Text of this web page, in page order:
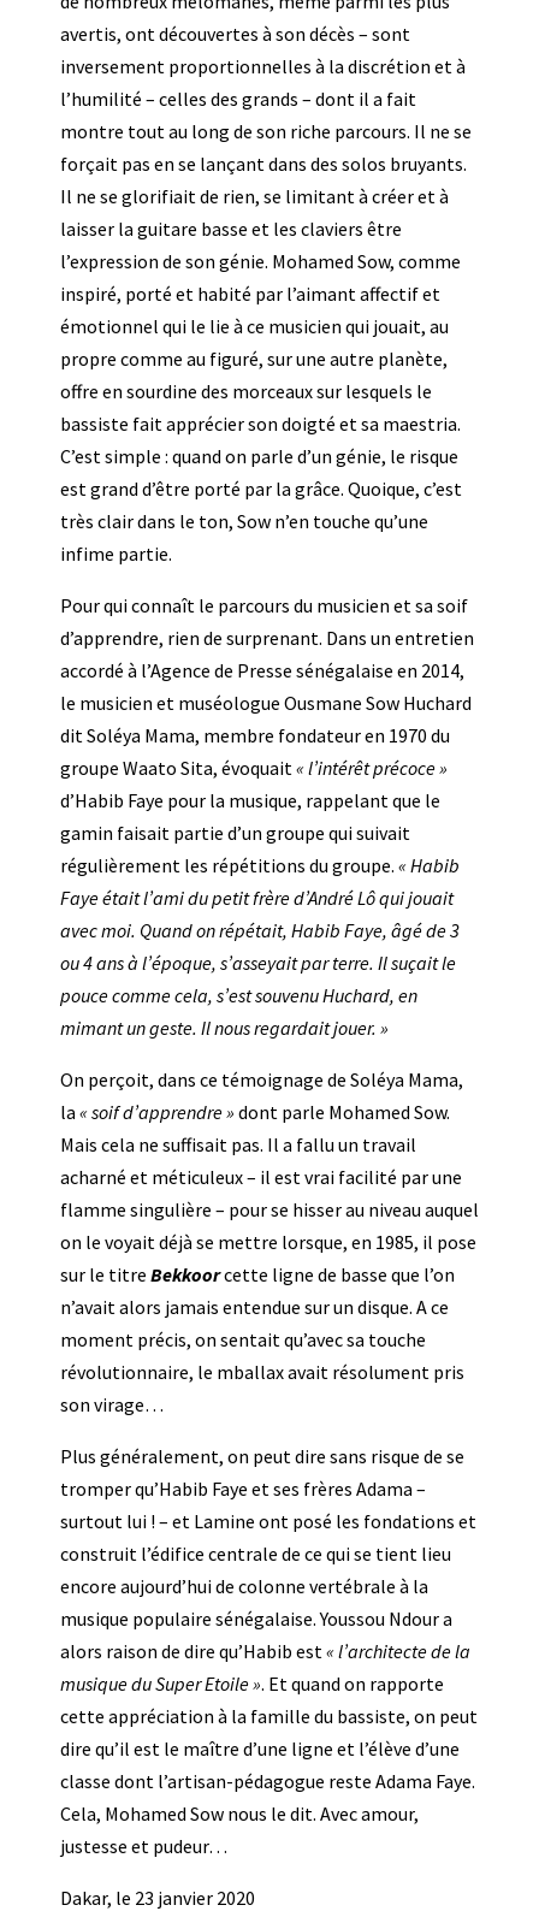
avertis, ont découvertes à son décès – sont
inversement proportionnelles à la discrétion et à
l’humilité – celles des grands – dont il a fait
montre tout au long de son riche parcours. Il ne se
forçait pas en se lançant dans des solos bruyants.
Il ne se glorifiait de rien, se limitant à créer et à
laisser la guitare basse et les claviers être
l’expression de son génie. Mohamed Sow, comme
inspiré, porté et habité par l’aimant affectif et
émotionnel qui le lie à ce musicien qui jouait, au
propre comme au figuré, sur une autre planète,
offre en sourdine des morceaux sur lesquels le
bassiste fait apprécier son doigté et sa maestria.
C’est simple : quand on parle d’un génie, le risque
est grand d’être porté par la grâce. Quoique, c’est
très clair dans le ton, Sow n’en touche qu’une
infime partie.
Pour qui connaît le parcours du musicien et sa soif
d’apprendre, rien de surprenant. Dans un entretien
accordé à l’Agence de Presse sénégalaise en 2014,
le musicien et muséologue Ousmane Sow Huchard
dit Soléya Mama, membre fondateur en 1970 du
groupe Waato Sita, évoquait« l’intérêt précoce »
d’Habib Faye pour la musique, rappelant que le
gamin faisait partie d’un groupe qui suivait
régulièrement les répétitions du groupe. « Habib
Faye était l’ami du petit frère d’André Lô qui jouait
avec moi. Quand on répétait, Habib Faye, âgé de 3
ou 4 ans à l’époque, s’asseyait par terre. Il suçait le
pouce comme cela, s’est souvenu Huchard, en
mimant un geste. Il nous regardait jouer. »
On perçoit, dans ce témoignage de Soléya Mama,
la « soif d’apprendre » dont parle Mohamed Sow.
Mais cela ne suffisait pas. Il a fallu un travail
acharné et méticuleux – il est vrai facilité par une
flamme singulière – pour se hisser au niveau auquel
on le voyait déjà se mettre lorsque, en 1985, il pose
sur le titre Bekkoorcette ligne de basse que l’on
n’avait alors jamais entendue sur un disque. A ce
moment précis, on sentait qu’avec sa touche
révolutionnaire, le mballax avait résolument pris
son virage…
Plus généralement, on peut dire sans risque de se
tromper qu’Habib Faye et ses frères Adama –
surtout lui ! – et Lamine ont posé les fondations et
construit l’édifice centrale de ce qui se tient lieu
encore aujourd’hui de colonne vertébrale à la
musique populaire sénégalaise. Youssou Ndour a
alors raison de dire qu’Habib est«l’architecte de la
musique du Super Etoile». Et quand on rapporte
cette appréciation à la famille du bassiste, on peut
dire qu’il est le maître d’une ligne et l’élève d’une
classe dont l’artisan-pédagogue reste Adama Faye.
Cela, Mohamed Sow nous le dit. Avec amour,
justesse et pudeur…
Dakar, le 23 janvier 2020